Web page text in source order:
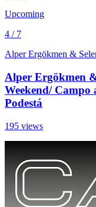
Upcoming
4 / 7
Alper Ergökmen &
Alper Ergökmen
Weekend/
Podestá
195 views